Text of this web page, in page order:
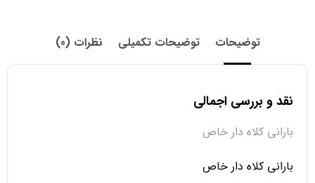
توضیحات توضیحات تکمیلی نظرات (0)
نقد و بررسی اجمالی
بارانی کلاه دار خاص
بارانی کلاه دار خاص